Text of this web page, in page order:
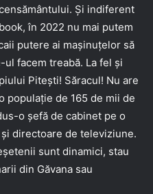
Și indiferent
în 2022 nu mai putem
putere ai mașinuțelor să
facem treabă. La fel și
Pitești! Săracul! Nu are
populație de 165 de mii de
o șefă de cabinet pe o
directoare de televiziune.
sunt dinamici, stau
din Găvana sau